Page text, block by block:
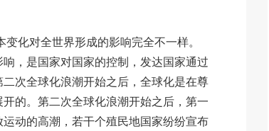
对全世界形成的影响完全不一样。
，是国家对国家的控制，发达国家通过
次全球化浪潮开始之后，全球化是在尊
的。第二次全球化浪潮开始之后，第一
动的高潮，若干个殖民地国家纷纷宣布